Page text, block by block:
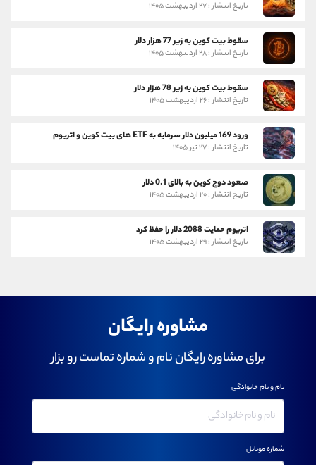
تاریخ انتشار : ۲۷ اردیبهشت ۱۴۰۵
سقوط بیت کوین به زیر 77 هزار دلار
تاریخ انتشار : ۲۸ اردیبهشت ۱۴۰۵
سقوط بیت کوین به زیر 78 هزار دلار
تاریخ انتشار : ۲۶ اردیبهشت ۱۴۰۵
ورود 169 میلیون دلار سرمایه به ETF های بیت کوین و اتریوم
تاریخ انتشار : ۲۷ تیر ۱۴۰۵
صعود دوج کوین به بالای 0.1 دلار
تاریخ انتشار : ۲۰ اردیبهشت ۱۴۰۵
اتریوم حمایت 2088 دلار را حفظ کرد
تاریخ انتشار : ۲۹ اردیبهشت ۱۴۰۵
مشاوره رایگان
برای مشاوره رایگان نام و شماره تماست رو بزار
نام و نام خانوادگی
شماره موبایل